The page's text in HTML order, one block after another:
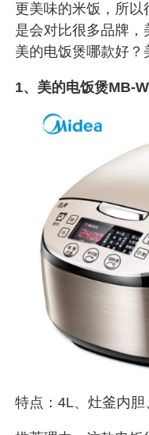
更美味的米饭，所
是会对比很多品牌，
美的电饭煲哪款好？
1、美的电饭煲MB-
特点：4L、灶釜内胆